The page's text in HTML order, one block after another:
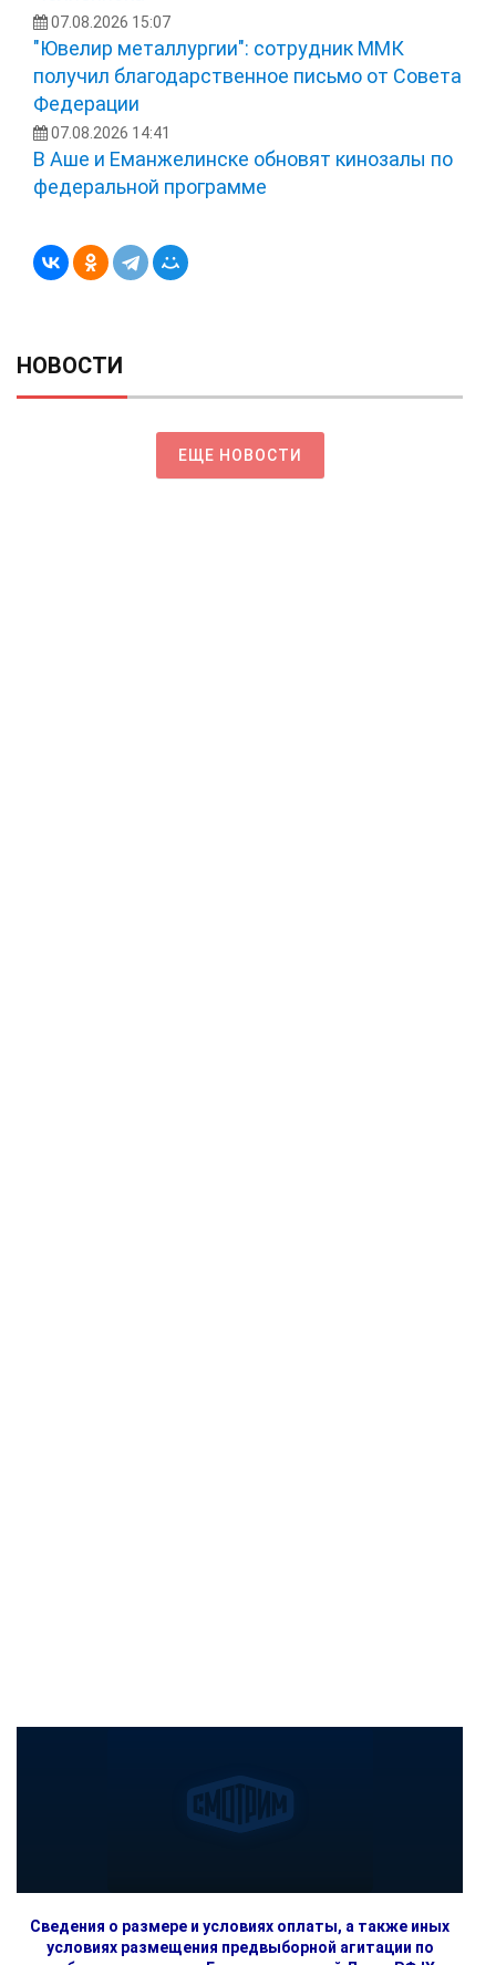
07.08.2026 15:07
"Ювелир металлургии": сотрудник ММК
получил благодарственное письмо от Совета
Федерации
07.08.2026 14:41
В Аше и Еманжелинске обновят кинозалы по
федеральной программе
НОВОСТИ
ЕЩЕ НОВОСТИ
Сведения о размере и условиях оплаты, а также иных
условиях размещения предвыборной агитации по